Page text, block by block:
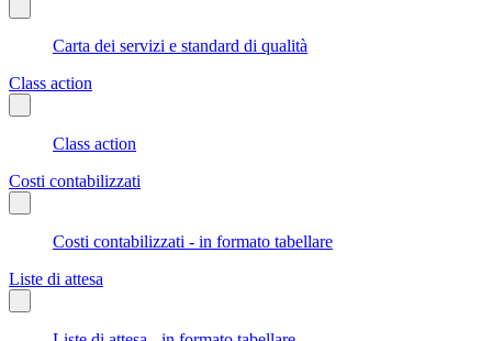
Carta dei servizi e standard di qualità
Class action
Class action
Costi contabilizzati
Costi contabilizzati - in formato tabellare
Liste di attesa